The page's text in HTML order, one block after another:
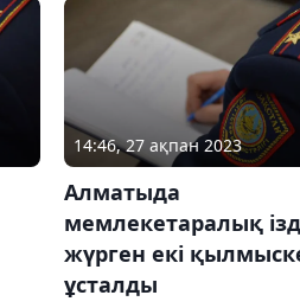
14:46, 27 ақпан 2023
Алматыда
мемлекетаралық
жүрген екі
ұсталды